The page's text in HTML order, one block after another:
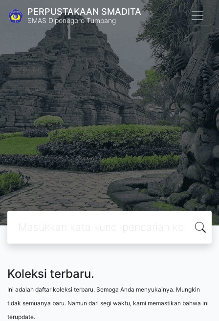
PERPUSTAKAAN SMADITA
SMAS Diponegoro Tumpang
Koleksi terbaru.
Ini adalah daftar koleksi terbaru. Semoga Anda menyukainya. Mungkin
tidak semuanya baru. Namun dari segi waktu, kami memastikan bahwa ini
terupdate.